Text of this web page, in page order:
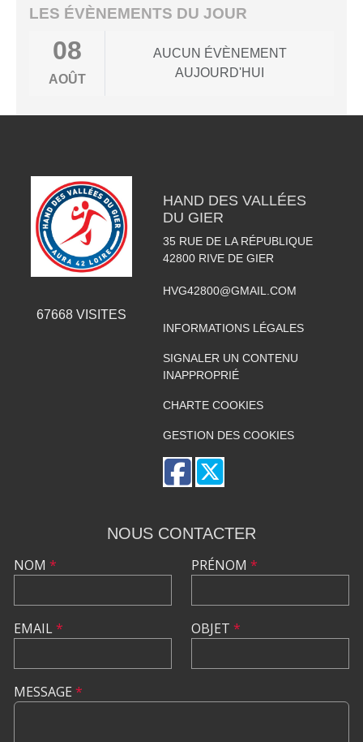
LES ÉVÈNEMENTS DU JOUR
08
AOÛT
AUCUN ÉVÈNEMENT
AUJOURD'HUI
67668VISITES
HAND DES VALLÉES
DU GIER
35 RUE DE LA RÉPUBLIQUE
42800 RIVE DE GIER
HVG42800@GMAIL.COM
INFORMATIONS LÉGALES
SIGNALER UN CONTENU
INAPPROPRIÉ
CHARTE COOKIES
GESTION DES COOKIES
NOUS CONTACTER
NOM *
EMAIL*
PRÉNOM *
OBJET *
MESSAGE *